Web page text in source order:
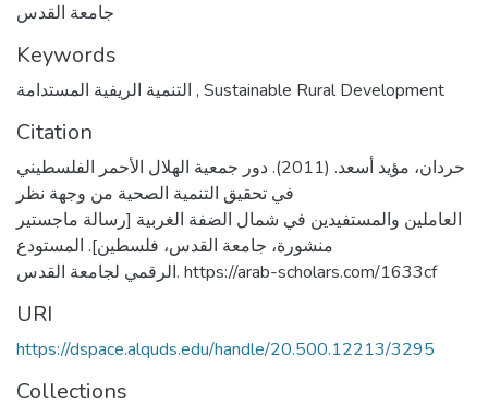
جامعة القدس
Keywords
, Sustainable Rural Development
Citation
حردان، مؤيد أسعد. (2011). دور جمعية الهلال الأحمر الفلسطيني
في تحقيق التنمية الصحية من وجهة نظر
العاملين والمستفيدين في شمال الضفة الغربية [رسالة ماجستير
منشورة، جامعة القدس، فلسطين]. المستودع
الرقمي لجامعة القدس. https://arab-scholars.com/1633cf
URI
https://dspace.alquds.edu/handle/20.500.12213/3295
Collections